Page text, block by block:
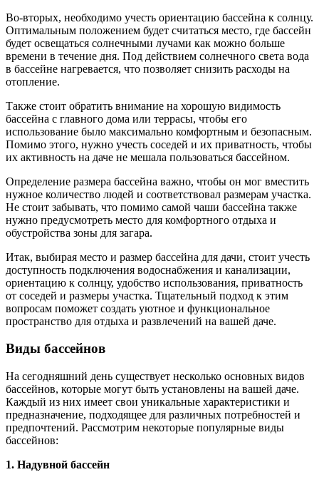
Во-вторых, необходимо учесть ориентацию бассейна к солнцу.
Оптимальным положением будет считаться место, где бассейн
будет освещаться солнечными лучами как можно больше
времени в течение дня. Под действием солнечного света вода
в бассейне нагревается, что позволяет снизить расходы на
отопление.
Также стоит обратить внимание на хорошую видимость
бассейна с главного дома или террасы, чтобы его
использование было максимально комфортным и безопасным.
Помимо этого, нужно учесть соседей и их приватность, чтобы
их активность на даче не мешала пользоваться бассейном.
Определение размера бассейна важно, чтобы он мог вместить
нужное количество людей и соответствовал размерам участка.
Не стоит забывать, что помимо самой чаши бассейна также
нужно предусмотреть место для комфортного отдыха и
обустройства зоны для загара.
Итак, выбирая место и размер бассейна для дачи, стоит учесть
доступность подключения водоснабжения и канализации,
ориентацию к солнцу, удобство использования, приватность
от соседей и размеры участка. Тщательный подход к этим
вопросам поможет создать уютное и функциональное
пространство для отдыха и развлечений на вашей даче.
Виды бассейнов
На сегодняшний день существует несколько основных видов
бассейнов, которые могут быть установлены на вашей даче.
Каждый из них имеет свои уникальные характеристики и
предназначение, подходящее для различных потребностей и
предпочтений. Рассмотрим некоторые популярные виды
бассейнов:
1. Надувной бассейн